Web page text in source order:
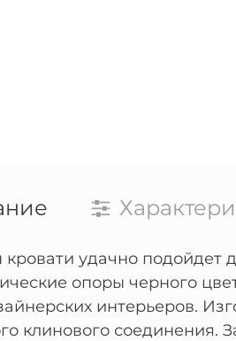
удачно подойдет
опоры черного
интерьеров.
клинового соединения.